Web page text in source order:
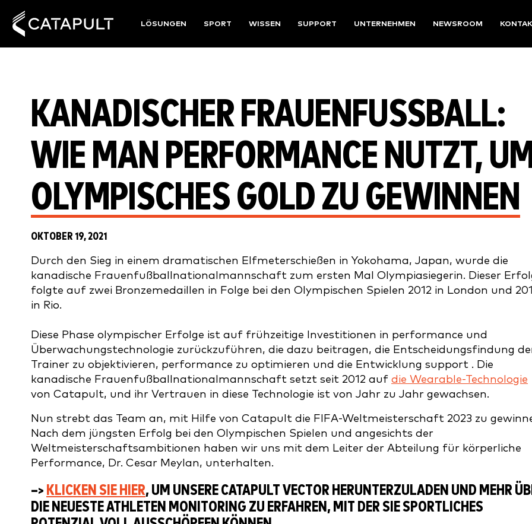
LÖSUNGEN SPORT WISSEN SUPPORT UNTERNEHMEN NEWSROOM
KANADISCHER FRAUENFUSSBALL: W
IE MAN PERFORMANCE NUTZT, UM
LYMPISCHES GOLD ZU GEWINNEN
OKTOBER 19, 2021
Durch den Sieg in einem dramatischen Elfmeterschießen in Yokohama, Japan, wurde die
kanadische Frauenfußballnationalmannschaft zum ersten Mal Olympiasiegerin. Dieser
folgte auf zwei Bronzemedaillen in Folge bei den Olympischen Spielen 2012 in London und
in Rio.
Diese Phase olympischer Erfolge ist auf frühzeitige Investitionen in performance und
Überwachungstechnologie zurückzuführen, die dazu beitragen, die Entscheidungsfindung
Trainer zu objektivieren, performance zu optimieren und die Entwicklung support . Die
kanadische Frauenfußballnationalmannschaft setzt seit 2012 auf die Wearable-Technologie
von Catapult, und ihr Vertrauen in diese Technologie ist von Jahr zu Jahr gewachsen.
Nun strebt das Team an, mit Hilfe von Catapult die FIFA-Weltmeisterschaft 2023 zu
Nach dem jüngsten Erfolg bei den Olympischen Spielen und angesichts der
Weltmeisterschaftsambitionen haben wir uns mit dem Leiter der Abteilung für körperliche
Performance, Dr. Cesar Meylan, unterhalten.
–> KLICKEN SIE HIER, UM UNSERE CATAPULT VECTOR HERUNTERZULADEN UND MEHR
DIE NEUESTE ATHLETEN MONITORING ZU ERFAHREN, MIT DER SIE SPORTLICHES